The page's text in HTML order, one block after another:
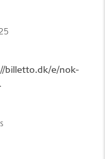
billetto.dk/e/nok-